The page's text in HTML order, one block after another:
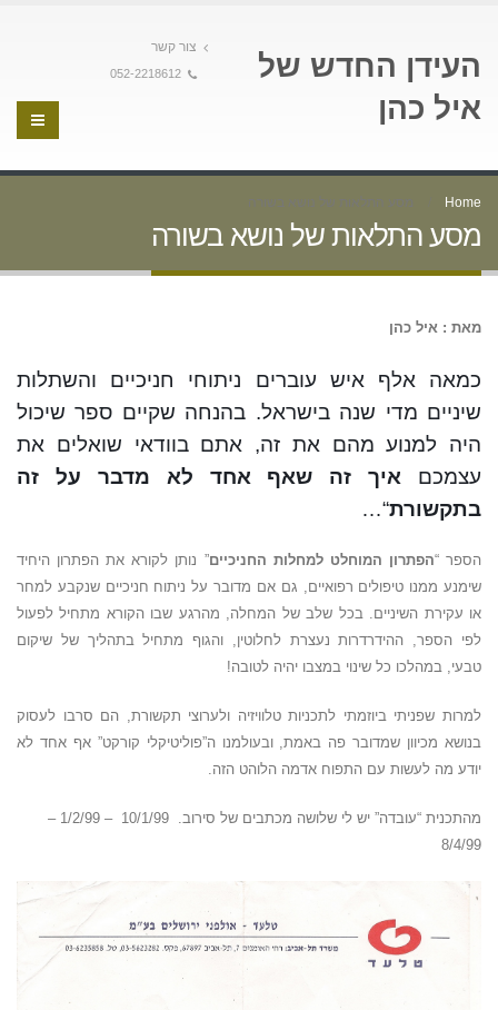
העידן החדש של
איל כהן
צור קשר
052-2218612
Home מסע התלאות של נושא בשורה
מסע התלאות של נושא בשורה
מאת : איל כהן
כמאה אלף איש עוברים ניתוחי חניכיים והשתלות
שיניים מדי שנה בישראל. בהנחה שקיים ספר שיכול
היה למנוע מהם את זה, אתם בוודאי שואלים את
עצמכם איך זה שאף אחד לא מדבר על זה
בתקשורת“…
הספר “הפתרון המוחלט למחלות החניכיים” נותן לקורא את הפתרון היחיד
שימנע ממנו טיפולים רפואיים, גם אם מדובר על ניתוח חניכיים שנקבע למחר
או עקירת השיניים. בכל שלב של המחלה, מהרגע שבו הקורא מתחיל לפעול
לפי הספר, ההידרדרות נעצרת לחלוטין, והגוף מתחיל בתהליך של שיקום
טבעי, במהלכו כל שינוי במצבו יהיה לטובה!
למרות שפניתי ביוזמתי לתכניות טלוויזיה ולערוצי תקשורת, הם סרבו לעסוק
בנושא מכיוון שמדובר פה באמת, ובעולמנו ה”פוליטיקלי קורקט” אף אחד לא
יודע מה לעשות עם התפוח אדמה הלוהט הזה.
מהתכנית “עובדה” יש לי שלושה מכתבים של סירוב. 10/1/99 – 1/2/99 –
8/4/99